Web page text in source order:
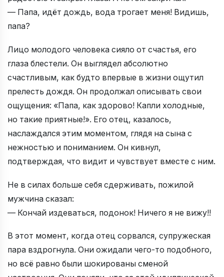
— Папа, идёт дождь, вода трогает меня! Видишь,
папа?
Лицо молодого человека сияло от счастья, его
глаза блестели. Он выглядел абсолютно
счастливым, как будто впервые в жизни ощутил
прелесть дождя. Он продолжал описывать свои
ощущения: «Папа, как здорово! Капли холодные,
но такие приятные!». Его отец, казалось,
наслаждался этим моментом, глядя на сына с
нежностью и пониманием. Он кивнул,
подтверждая, что видит и чувствует вместе с ним.
Не в силах больше себя сдерживать, пожилой
мужчина сказал:
— Кончай издеваться, подонок! Ничего я не вижу!!
В этот момент, когда отец сорвался, супружеская
пара вздрогнула. Они ожидали чего-то подобного,
но всё равно были шокированы сменой